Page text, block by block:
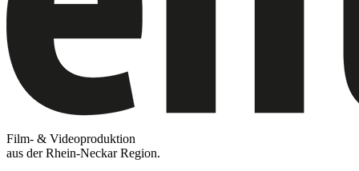
Film- & Videoproduktion
aus der Rhein-Neckar Region.